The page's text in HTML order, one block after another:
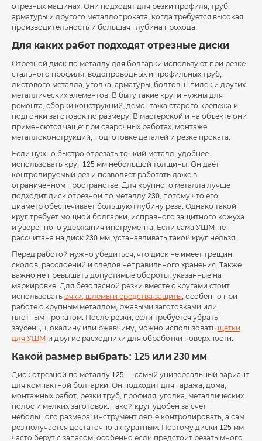
отрезных машинах. Они подходят для резки профиля, труб,
арматуры и другого металлопроката, когда требуется высокая
производительность и большая глубина прохода.
Для каких работ подходят отрезные диски
Отрезной диск по металлу для болгарки используют при резке
стального профиля, водопроводных и профильных труб,
листового металла, уголка, арматуры, болтов, шпилек и других
металлических элементов. В быту такие круги нужны для
ремонта, сборки конструкций, демонтажа старого крепежа и
подгонки заготовок по размеру. В мастерской и на объекте они
применяются чаще: при сварочных работах, монтаже
металлоконструкций, подготовке деталей и резке проката.
Если нужно быстро отрезать тонкий металл, удобнее
использовать круг 125 мм небольшой толщины. Он даёт
контролируемый рез и позволяет работать даже в
ограниченном пространстве. Для крупного металла лучше
подходит диск отрезной по металлу 230, потому что его
диаметр обеспечивает большую глубину реза. Однако такой
круг требует мощной болгарки, исправного защитного кожуха
и уверенного удержания инструмента. Если сама УШМ не
рассчитана на диск 230 мм, устанавливать такой круг нельзя.
Перед работой нужно убедиться, что диск не имеет трещин,
сколов, расслоений и следов неправильного хранения. Также
важно не превышать допустимые обороты, указанные на
маркировке. Для безопасной резки вместе с кругами стоит
использовать очки, шлемы и средства защиты , особенно при
работе с крупным металлом, ржавыми заготовками или
плотным прокатом. После резки, если требуется убрать
заусенцы, окалину или ржавчину, можно использовать щетки
для УШМ и другие расходники для обработки поверхности.
Какой размер выбрать: 125 или 230 мм
Диск отрезной по металлу 125 — самый универсальный вариант
для компактной болгарки. Он подходит для гаража, дома,
монтажных работ, резки труб, профиля, уголка, металлических
полос и мелких заготовок. Такой круг удобен за счёт
небольшого размера: инструмент легче контролировать, а сам
рез получается достаточно аккуратным. Поэтому диски 125 мм
часто берут с запасом, особенно если предстоит резать много